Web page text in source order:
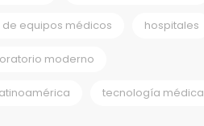
equipos médicos hospitales
moderno
tecnología médica